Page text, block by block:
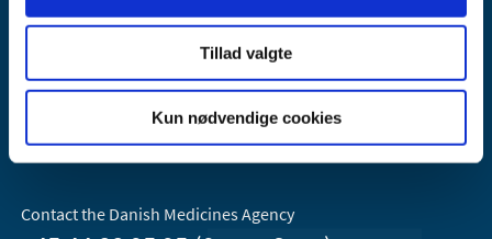
Tillad valgte
Kun nødvendige cookies
Axel Heides Gade 1
The Danish Medicines Agency is part of the
Ministry of Health and Ecclesiastical Affairs of Denmark.
Contact the Danish Medicines Agency